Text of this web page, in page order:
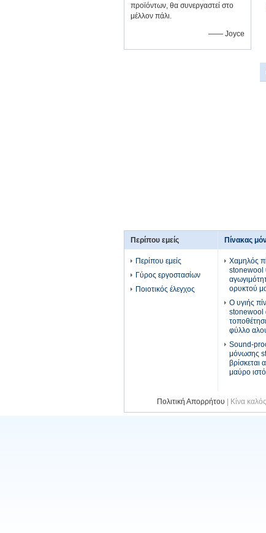
προϊόντων, θα συνεργαστεί στο
μέλλον πάλι.
—— Joyce
Περίπου εμείς
Περίπου εμείς
Γύρος εργοστασίων
Ποιοτικός έλεγχος
Πίνακας
Χαμηλός
stonewool
ορυκτού
Ο υγιής
stonewool
φύλλο
Sound-
μόνωσης
βρίσκεται
μαύρο
Πολιτική Απορρήτου | Κίνα